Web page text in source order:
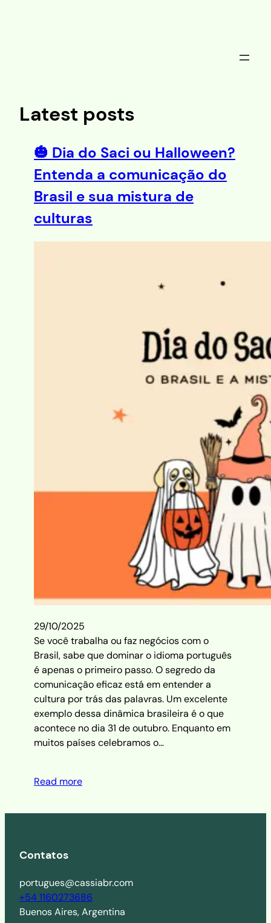
Latest posts
🎃 Dia do Saci ou Halloween?
Entenda a comunicação do
Brasil e sua mistura de
culturas
29/10/2025
Se você trabalha ou faz negócios com o
Brasil, sabe que dominar o idioma português
é apenas o primeiro passo. O segredo da
comunicação eficaz está em entender a
cultura por trás das palavras. Um excelente
exemplo dessa dinâmica brasileira é o que
acontece no dia 31 de outubro. Enquanto em
muitos países celebramos o…
Read more
Contatos
portugues@cassiabr.com
+54 1160273686
Buenos Aires, Argentina